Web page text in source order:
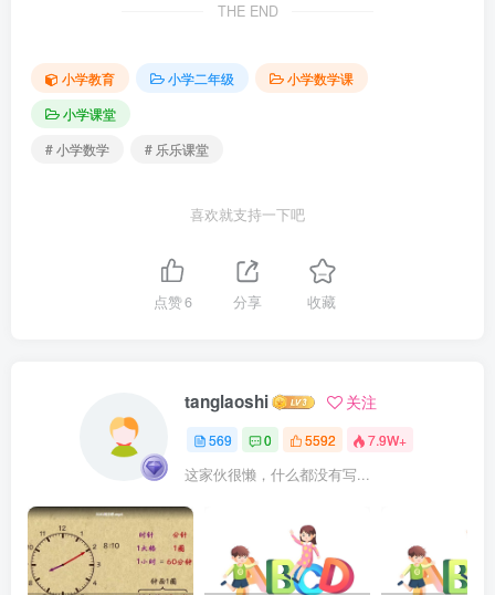
THE END
小学教育 小学二年级
小学数学课
小学课堂
# 小学数学
# 乐乐课堂
喜欢就支持一下吧
点赞6 分享 收藏
tanglaoshi 关注
569 0 5592 7.9W+
这家伙很懒，什么都没有写...